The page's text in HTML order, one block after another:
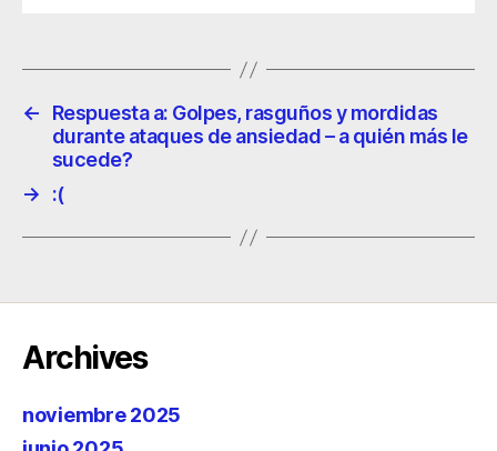
←
Respuesta a: Golpes, rasguños y mordidas
durante ataques de ansiedad – a quién más le
sucede?
→
:(
Archives
noviembre 2025